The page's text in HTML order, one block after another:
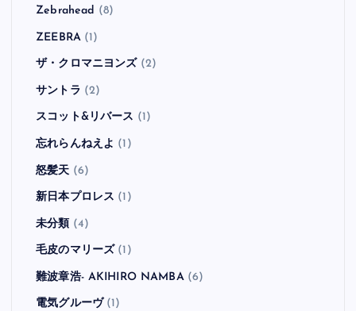
Zebrahead (8)
ZEEBRA(1)
ザ・クロマニヨンズ (2)
サントラ (2)
スコット&リバース (1)
忘れらんねえよ (1)
怒髪天 (6)
新日本プロレス (1)
未分類 (4)
毛皮のマリーズ (1)
難波章浩- AKIHIRO NAMBA(6)
電気グルーヴ(1)